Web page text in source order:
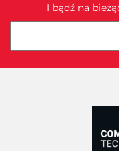
I bądź na